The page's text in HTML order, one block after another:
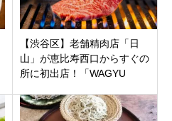
【渋谷区】老舗精肉店「日
山」が恵比寿西口からすぐの
所に初出店！「WAGYU
ープン